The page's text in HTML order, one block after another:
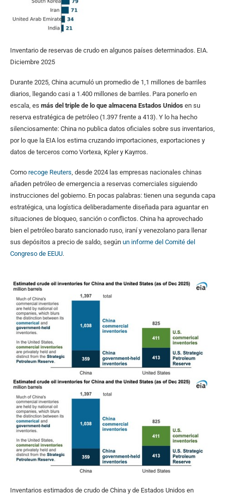
Inventario de reservas de crudo en algunos países determinados. EIA.
Diciembre 2025
Durante 2025, China acumuló un promedio de 1,1 millones de barriles
diarios, llegando casi a 1.400 millones de barriles. Para ponerlo en
escala, es más del triple de lo que almacena Estados Unidos en su
reserva estratégica de petróleo (1.397 frente a 413). Y lo ha hecho
silenciosamente: China no publica datos oficiales sobre sus inventarios,
por lo que la EIA los estima cruzando importaciones, exportaciones y
datos de terceros como Vortexa, Kpler y Kayrros.
Como recoge Reuters, desde 2024 las empresas nacionales chinas
añaden petróleo de emergencia a reservas comerciales siguiendo
instrucciones del gobierno. En pocas palabras: tienen una segunda capa
estratégica, una logística deliberadamente diseñada para aguantar en
situaciones de bloqueo, sanción o conflictos. China ha aprovechado
bien el petróleo barato sancionado ruso, iraní y venezolano para llenar
sus depósitos a precio de saldo, según un informe del Comité del
Congreso de EEUU.
Inventarios estimados de crudo de China y de Estados Unidos en